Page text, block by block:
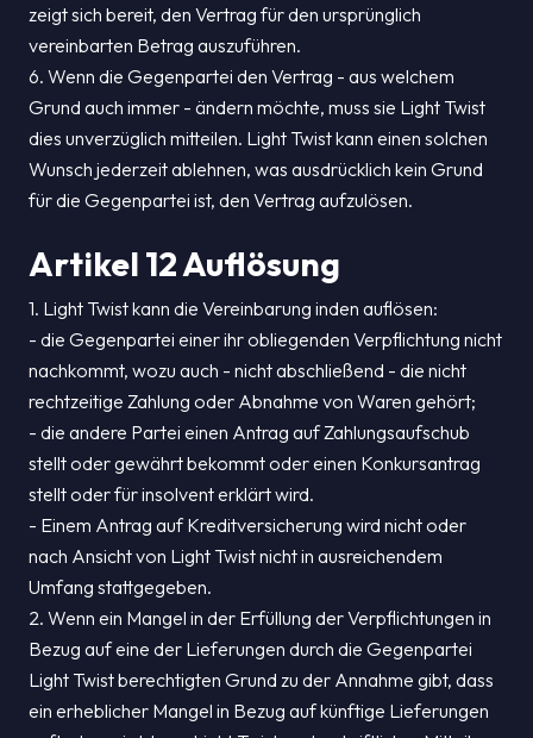
zeigt sich bereit, den Vertrag für den ursprünglich
vereinbarten Betrag auszuführen.
6. Wenn die Gegenpartei den Vertrag - aus welchem
Grund auch immer - ändern möchte, muss sie Light Twist
dies unverzüglich mitteilen. Light Twist kann einen solchen
Wunsch jederzeit ablehnen, was ausdrücklich kein Grund
für die Gegenpartei ist, den Vertrag aufzulösen.
Artikel 12 Auflösung
1. Light Twist kann die Vereinbarung inden auflösen:
- die Gegenpartei einer ihr obliegenden Verpflichtung nicht
nachkommt, wozu auch - nicht abschließend - die nicht
rechtzeitige Zahlung oder Abnahme von Waren gehört;
- die andere Partei einen Antrag auf Zahlungsaufschub
stellt oder gewährt bekommt oder einen Konkursantrag
stellt oder für insolvent erklärt wird.
- Einem Antrag auf Kreditversicherung wird nicht oder
nach Ansicht von Light Twist nicht in ausreichendem
Umfang stattgegeben.
2. Wenn ein Mangel in der Erfüllung der Verpflichtungen in
Bezug auf eine der Lieferungen durch die Gegenpartei
Light Twist berechtigten Grund zu der Annahme gibt, dass
ein erheblicher Mangel in Bezug auf künftige Lieferungen